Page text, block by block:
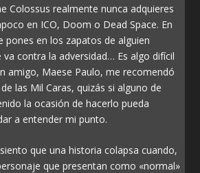
Colossus realmente nunca adquieres
en ICO, Doom o Dead Space. En
pones en los zapatos de alguien
va contra la adversidad… Es algo difícil
amigo, Maese Paulo, me recomendó
las Mil Caras, quizás si alguno de
la ocasión de hacerlo pueda
a entender mi punto.
que una historia colapsa cuando,
que presentan como «normal»